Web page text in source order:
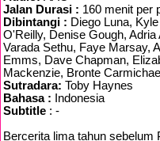
Jalan Durasi : 160 menit per
Dibintangi : Diego Luna,
O'Reilly, Denise Gough,
Varada Sethu, Faye Marsay,
Emms, Dave Chapman,
Mackenzie, Bronte
Sutradara: Toby Haynes
Bahasa : Indonesia
Subtitle : -
Bercerita lima tahun sebelum